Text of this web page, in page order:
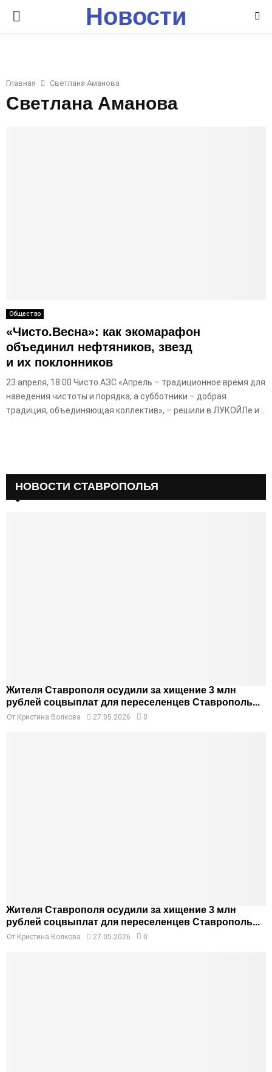
P
I
M
N
U
Новости
Главная Светлана Аманова
Светлана Аманова
Общество
«Чисто.Весна»: как экомарафон
объединил нефтяников, звезд
и их поклонников
23 апреля, 18:00 Чисто.АЗС «Апрель – традиционное время для
наведения чистоты и порядка, а субботники – добрая
традиция, объединяющая коллектив», – решили в ЛУКОЙЛе и...
НОВОСТИ СТАВРОПОЛЬЯ
Жителя Ставрополя осудили за хищение 3 млн
рублей соцвыплат для переселенцев Ставрополь...
От Кристина Волкова 27.05.2026 0
Жителя Ставрополя осудили за хищение 3 млн
рублей соцвыплат для переселенцев Ставрополь...
От Кристина Волкова 27.05.2026 0